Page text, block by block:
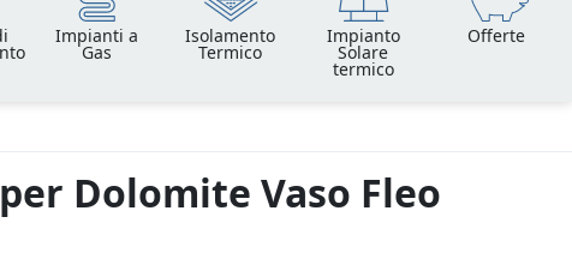
Impianti a
Gas
Isolamento
Termico
Impianto
Solare
termico
Offerte
Dolomite Vaso Fleo